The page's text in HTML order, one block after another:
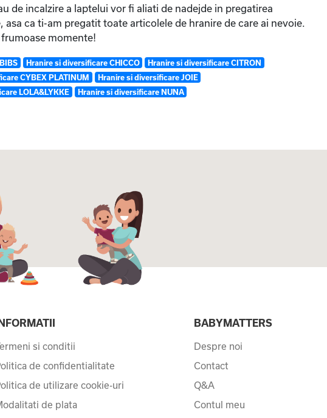
de incalzire a laptelui vor fi aliati de nadejde in pregatirea
ca ti-am pregatit toate articolele de hranire de care ai nevoie.
momente!
Hranire si diversificare CHICCO
Hranire si diversificare CITRON
CYBEX PLATINUM
Hranire si diversificare JOIE
LOLA&LYKKE
Hranire si diversificare NUNA
si conditii
de confidentialitate
de utilizare cookie-uri
de plata
BABYMATTERS
Despre noi
Contact
Q&A
Contul meu